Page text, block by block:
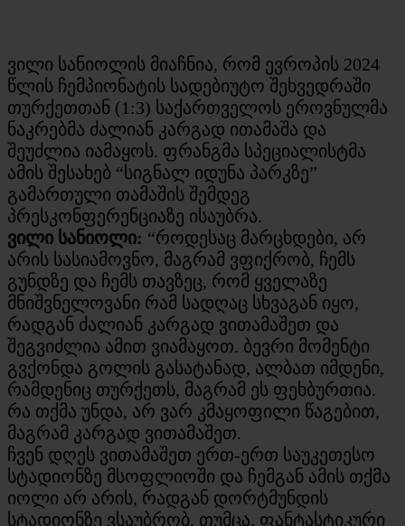
ვილი სანიოლის მიაჩნია, რომ ევროპის 2024
წლის ჩემპიონატის სადებიუტო შეხვედრაში
თურქეთთან (1:3) საქართველოს ეროვნულმა
ნაკრებმა ძალიან კარგად ითამაშა და
შეუძლია იამაყოს. ფრანგმა სპეციალისტმა
ამის შესახებ “სიგნალ იდუნა პარკზე”
გამართული თამაშის შემდეგ
პრესკონფერენციაზე ისაუბრა.
ვილი სანიოლი: “როდესაც მარცხდები, არ
არის სასიამოვნო, მაგრამ ვფიქრობ, ჩემს
გუნდზე და ჩემს თავზეც, რომ ყველაზე
მნიშვნელოვანი რამ სადღაც სხვაგან იყო,
რადგან ძალიან კარგად ვითამაშეთ და
შეგვიძლია ამით ვიამაყოთ. ბევრი მომენტი
გვქონდა გოლის გასატანად, ალბათ იმდენი,
რამდენიც თურქეთს, მაგრამ ეს ფეხბურთია.
რა თქმა უნდა, არ ვარ კმაყოფილი წაგებით,
მაგრამ კარგად ვითამაშეთ.
ჩვენ დღეს ვითამაშეთ ერთ-ერთ საუკეთესო
სტადიონზე მსოფლიოში და ჩემგან ამის თქმა
იოლი არ არის, რადგან დორტმუნდის
სტადიონზე ვსაუბრობ, თუმცა, ფანტასტიკური